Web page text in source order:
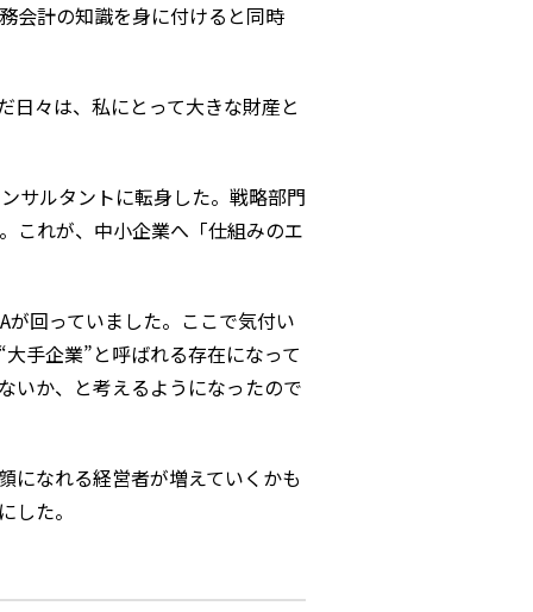
会計の知識を身に付けると同時
日々は、私にとって大きな財産と
サルタントに転身した。戦略部門
これが、中小企業へ「仕組みのエ
回っていました。ここで気付い
手企業”と呼ばれる存在になって
いか、と考えるようになったので
になれる経営者が増えていくかも
た。